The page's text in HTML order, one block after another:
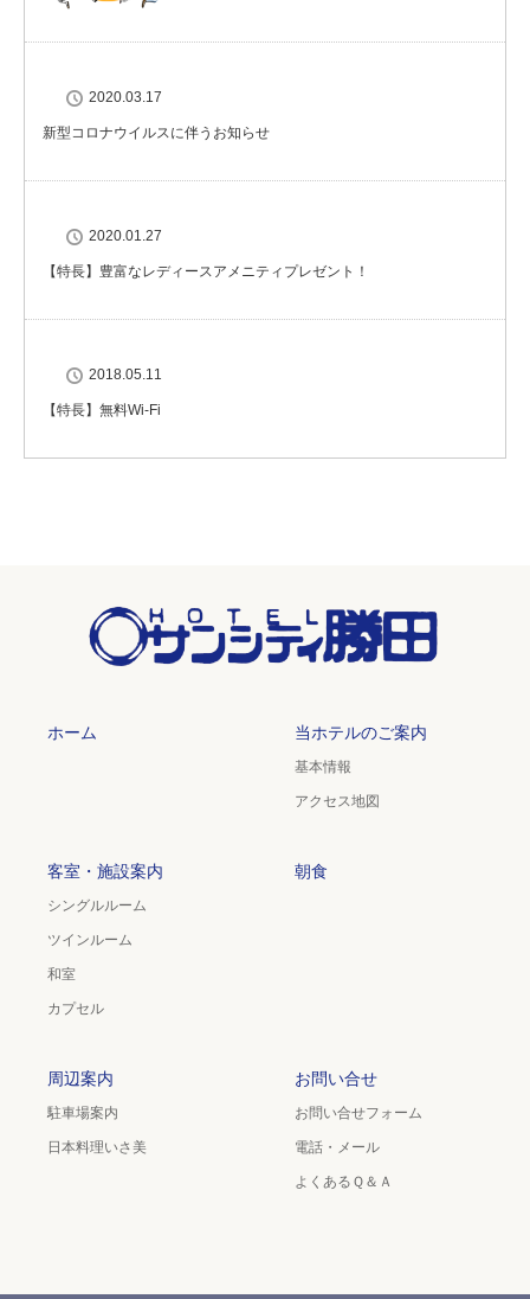
2020.03.17
新型コロナウイルスに伴うお知らせ
2020.01.27
【特長】豊富なレディースアメニティプレゼント！
2018.05.11
【特長】無料Wi-Fi
ホーム 当ホテルのご案内
基本情報
アクセス地図
客室・施設案内
シングルルーム
ツインルーム
和室
カプセル
朝食
周辺案内
駐車場案内
日本料理いさ美
お問い合せ
お問い合せフォーム
電話・メール
よくあるＱ＆Ａ